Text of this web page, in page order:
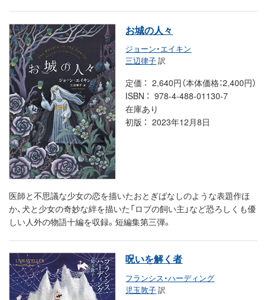
お城の人々
ジョーン・エイキン
三辺律子訳
定価
2,640円（本体価格：2,400円）
ISBN
978-4-488-01130-7
在庫あり
初版
2023年12月8日
医師と不思議な少女の恋を描いたおとぎばなしのような表題作ほ
か、犬と少女の奇妙な絆を描いた「ロブの飼い主」など恐ろしくも優
しい人外の物語十編を収録。短編集第三弾。
呪いを解く者
フランシス・ハーディング
児玉敦子訳